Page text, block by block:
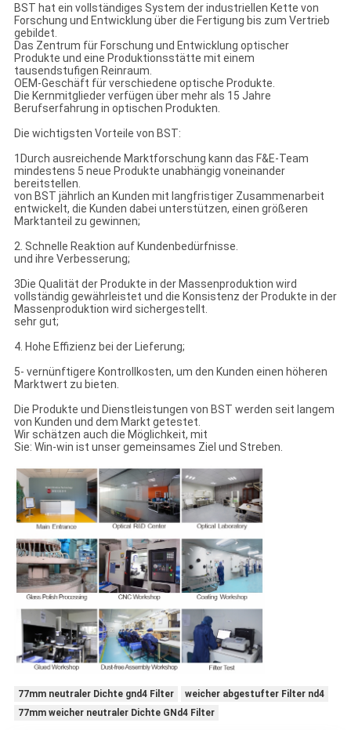
BST hat ein vollständiges System der industriellen Kette von
Forschung und Entwicklung über die Fertigung bis zum Vertrieb
gebildet.
Das Zentrum für Forschung und Entwicklung optischer
Produkte und eine Produktionsstätte mit einem
tausendstufigen Reinraum.
OEM-Geschäft für verschiedene optische Produkte.
Die Kernmitglieder verfügen über mehr als 15 Jahre
Berufserfahrung in optischen Produkten.
Die wichtigsten Vorteile von BST:
1Durch ausreichende Marktforschung kann das F&E-Team
mindestens 5 neue Produkte unabhängig voneinander
bereitstellen.
von BST jährlich an Kunden mit langfristiger Zusammenarbeit
entwickelt, die Kunden dabei unterstützen, einen größeren
Marktanteil zu gewinnen;
2. Schnelle Reaktion auf Kundenbedürfnisse.
und ihre Verbesserung;
3Die Qualität der Produkte in der Massenproduktion wird
vollständig gewährleistet und die Konsistenz der Produkte in der
Massenproduktion wird sichergestellt.
sehr gut;
4. Hohe Effizienz bei der Lieferung;
5- vernünftigere Kontrollkosten, um den Kunden einen höheren
Marktwert zu bieten.
Die Produkte und Dienstleistungen von BST werden seit langem
von Kunden und dem Markt getestet.
Wir schätzen auch die Möglichkeit, mit
Sie: Win-win ist unser gemeinsames Ziel und Streben.
77mm neutraler Dichte gnd4 Filter
weicher abgestufter Filter nd4
77mm weicher neutraler Dichte GNd4 Filter